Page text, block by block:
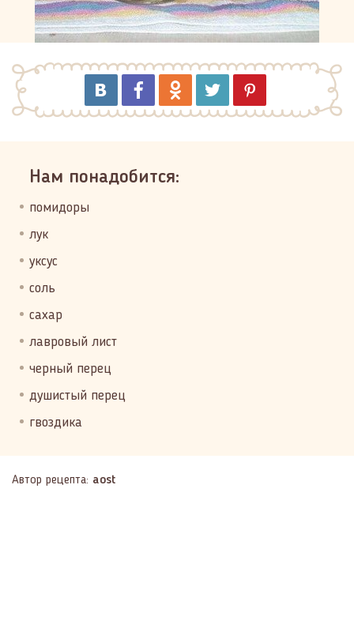
Нам понадобится:
помидоры
лук
уксус
соль
сахар
лавровый лист
черный перец
душистый перец
гвоздика
Автор рецепта: aost